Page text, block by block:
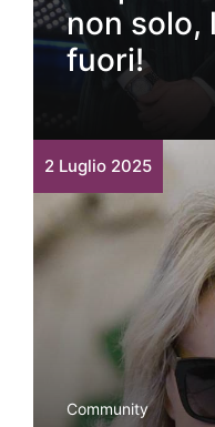
non solo,
fuori!
2 Luglio 2025
Community